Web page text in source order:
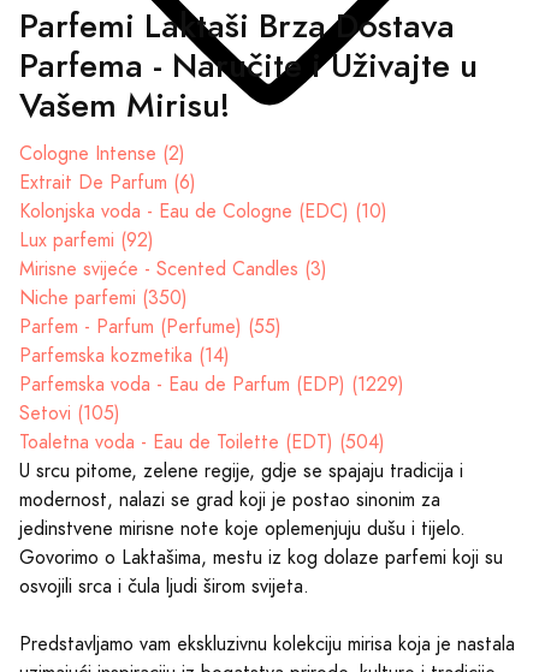
Parfemi Laktaši Brza Dostava
Parfema - Naručite i Uživajte u
Vašem Mirisu!
Cologne Intense (2)
Extrait De Parfum (6)
Kolonjska voda - Eau de Cologne (EDC) (10)
Lux parfemi (92)
Mirisne svijeće - Scented Candles (3)
Niche parfemi (350)
Parfem - Parfum (Perfume) (55)
Parfemska kozmetika (14)
Parfemska voda - Eau de Parfum (EDP) (1229)
Setovi (105)
Toaletna voda - Eau de Toilette (EDT) (504)
U srcu pitome, zelene regije, gdje se spajaju tradicija i
modernost, nalazi se grad koji je postao sinonim za
jedinstvene mirisne note koje oplemenjuju dušu i tijelo.
Govorimo o Laktašima, mestu iz kog dolaze parfemi koji su
osvojili srca i čula ljudi širom svijeta.
Predstavljamo vam ekskluzivnu kolekciju mirisa koja je nastala